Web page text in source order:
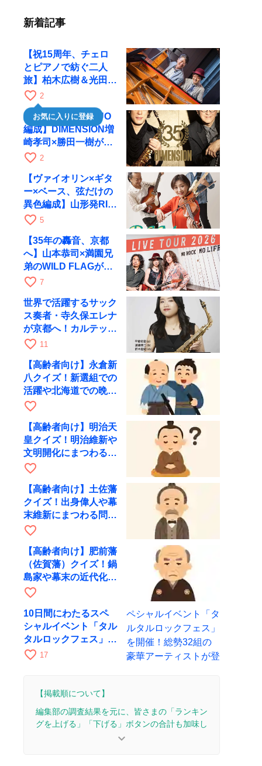
新着記事
【祝15周年、チェロ
とピアノで紡ぐ二人
旅】柏木広樹＆光田健
一が11月12日に京都
RAGへ
favorite_border 2
お気に入りに登録
【35周年で初のDUO
編成】DIMENSION増
崎孝司×勝田一樹が10
月11日に京都RAGへ
favorite_border 2
【ヴァイオリン×ギタ
ー×ベース、弦だけの
異色編成】山形発RIM
が初全国ツアーで8月
favorite_border 5
【35年の轟音、京都
へ】山本恭司×満園兄
弟のWILD FLAGが8
月6日にRAGでライブ
favorite_border 7
世界で活躍するサック
ス奏者・寺久保エレナ
が京都へ！カルテッ
ト・ツアー京都公演を
favorite_border 11
【高齢者向け】永倉新
八クイズ！新選組での
活躍や北海道での晩年
を出題
favorite_border
【高齢者向け】明治天
皇クイズ！明治維新や
文明開化にまつわる問
題を出題
favorite_border
【高齢者向け】土佐藩
クイズ！出身偉人や幕
末維新にまつわる問題
を出題
favorite_border
【高齢者向け】肥前藩
（佐賀藩）クイズ！鍋
島家や幕末の近代化に
まつわる問題
favorite_border
10日間にわたるスペ
シャルイベント「タル
タルロックフェス」を
開催！総勢32組の豪
favorite_border 17
【掲載順について】
編集部の調査結果を元に、皆さまの「ランキン
グを上げる」「下げる」ボタンの合計も加味し
keyboard_arrow_down